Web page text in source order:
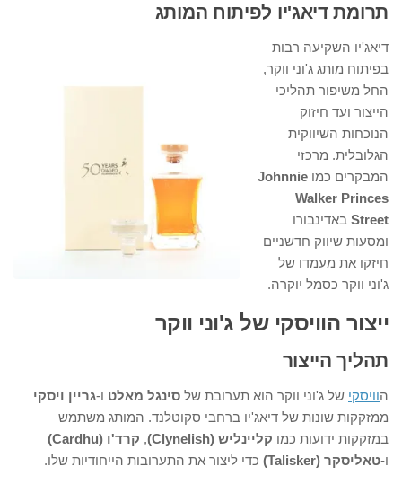
תרומת דיאג'יו לפיתוח המותג
דיאג'יו השקיעה רבות
בפיתוח מותג ג'וני ווקר,
החל משיפור תהליכי
הייצור ועד חיזוק
הנוכחות השיווקית
הגלובלית. מרכזי
המבקרים כמו Johnnie
Walker Princes
Street באדינבורו
ומסעות שיווק חדשניים
חיזקו את מעמדו של
ג'וני ווקר כסמל יוקרה.
ייצור הוויסקי של ג'וני ווקר
תהליך הייצור
הוויסקי של ג'וני ווקר הוא תערובת של סינגל מאלט ו-גריין ויסקי
ממזקקות שונות של דיאג'יו ברחבי סקוטלנד. המותג משתמש
במזקקות ידועות כמו קליינליש (Clynelish) , קרד'ו (Cardhu)
ו-טאליסקר (Talisker) כדי ליצור את התערובות הייחודיות שלו.